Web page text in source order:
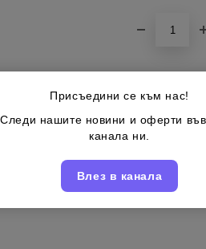
Съставки
С КАПЕРСИ И
ПРЕДЯСТИЯ (АНТИПАСТИ),
Присъедини се към нас!
Следи нашите новини и оферти
канала ни.
Влез в канала